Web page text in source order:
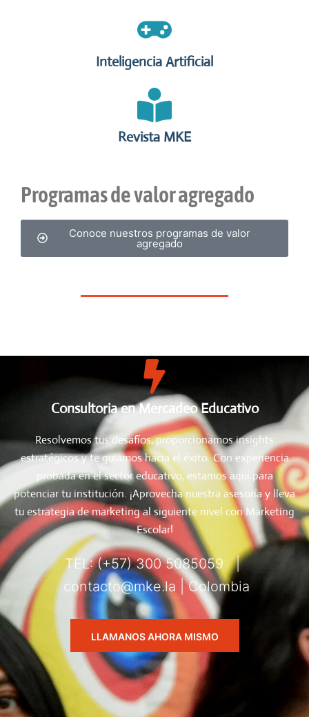
Inteligencia Artificial
Revista MKE
Programas de valor agregado
Conoce nuestros programas de valor
agregado
Consultoria en Mercadeo Educativo
Resolvemos tus desafíos, proporcionamos insights
estratégicos y te guiamos hacia el éxito. Con experiencia
probada en el sector educativo, estamos aquí para
potenciar tu institución. ¡Aprovecha nuestra asesoría y lleva
tu estrategia de marketing al siguiente nivel con Marketing
Escolar!
TEL: (+57) 300 5085059 |
contacto@mke.la | Colombia
LLAMANOS AHORA MISMO